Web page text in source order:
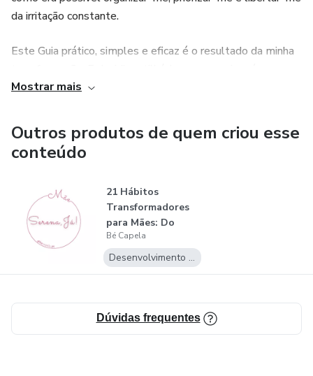
da irritação constante.
Este Guia prático, simples e eficaz é o resultado da minha
possível de mães, por um valor simbólico, para que
maternidade com mais leveza e alegria.
Mostrar mais
Outros produtos de quem criou esse
conteúdo
21 Hábitos
Transformadores
para Mães: Do
Cansaço à
Energia,...
Bé Capela
Desenvolvimento Pessoal
Dúvidas frequentes